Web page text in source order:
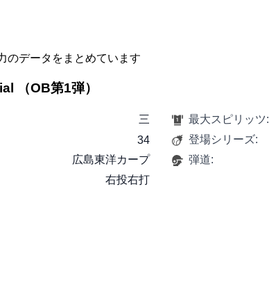
のデータをまとめています
（OB第1弾）
三
34
広島東洋カープ
右投右打
最大スピリッツ:
登場シリーズ:
弾道: